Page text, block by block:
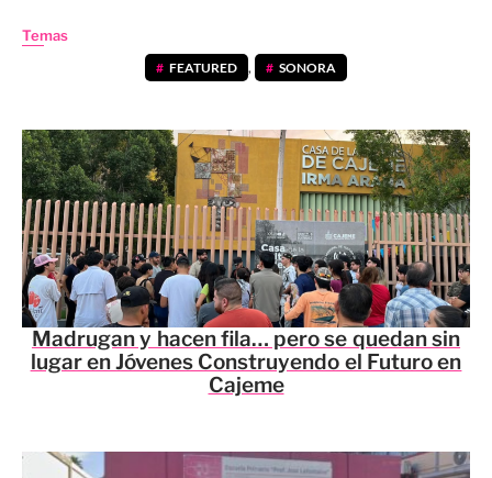
Temas
FEATURED , SONORA
Madrugan y hacen fila… pero se quedan sin
lugar en Jóvenes Construyendo el Futuro en
Cajeme